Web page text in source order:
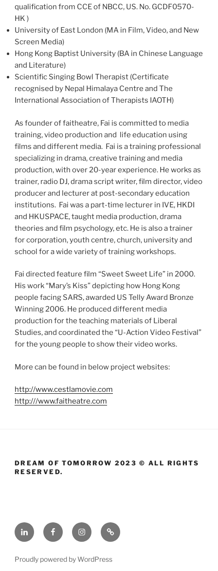
qualification from CCE of NBCC, US. No. GCDF0570-
HK )
University of East London (MA in Film, Video, and New
Screen Media)
Hong Kong Baptist University (BA in Chinese Language
and Literature)
Scientific Singing Bowl Therapist (Certificate
recognised by Nepal Himalaya Centre and The
International Association of Therapists IAOTH)
As founder of faitheatre, Fai is committed to media
training, video production and life education using
films and different media. Fai is a training professional
specializing in drama, creative training and media
production, with over 20-year experience. He works as
trainer, radio DJ, drama script writer, film director, video
producer and lecturer at post-secondary education
institutions. Fai was a part-time lecturer in IVE, HKDI
and HKUSPACE, taught media production, drama
theories and film psychology, etc. He is also a trainer
for corporation, youth centre, church, university and
school for a wide variety of training workshops.
Fai directed feature film “Sweet Sweet Life” in 2000.
His work “Mary’s Kiss” depicting how Hong Kong
people facing SARS, awarded US Telly Award Bronze
Winning 2006. He produced different media
production for the teaching materials of Liberal
Studies, and coordinated the “U-Action Video Festival”
for the young people to show their video works.
More can be found in below project websites:
http://www.cestlamovie.com
http:///www.faitheatre.com
DREAM OF TOMORROW 2023 © ALL RIGHTS
RESERVED.
LinkedIn FacebookInstagramCest
la
Proudly powered by WordPress